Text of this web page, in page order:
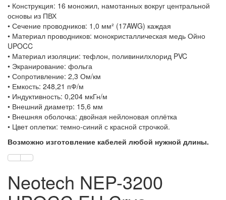
• Конструкция: 16 моножил, намотанных вокруг центральной
основы из ПВХ
• Сечение проводников: 1,0 мм² (17AWG) каждая
• Материал проводников: монокристаллическая медь Ойно
UPOCC
• Материал изоляции: тефлон, поливинилхлорид PVC
• Экранирование: фольга
• Сопротивление: 2,3 Ом/км
• Емкость: 248,21 пФ/м
• Индуктивность: 0,204 мкГн/м
• Внешний диаметр: 15,6 мм
• Внешняя оболочка: двойная нейлоновая оплётка
• Цвет оплетки: темно-синий с красной строчкой.
Возможно изготовление кабелей любой нужной длины.
Neotech NEP-3200